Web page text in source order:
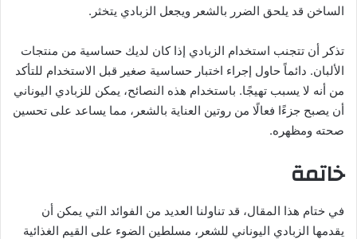
الساخن قد يلحق الضرر بالشعر ويجعل الزبادي يتخثر.
تذكر أن تتجنب استخدام الزبادي إذا كان لديك حساسية من منتجات
الألبان. دائماً حاول إجراء اختبار حساسية صغير قبل الاستخدام للتأكد
من أنه لا يسبب تهيجًا. باستخدام هذه النصائح، يمكن للزبادي اليوناني
أن يصبح جزءًا فعالًا من روتين العناية بالشعر، مما يساعد على تحسين
صحته ومظهره.
خاتمة
في ختام هذا المقال، قد تناولنا العديد من الفوائد التي يمكن أن
يقدمها الزبادي اليوناني للشعر، مسلطين الضوء على القيم الغذائية